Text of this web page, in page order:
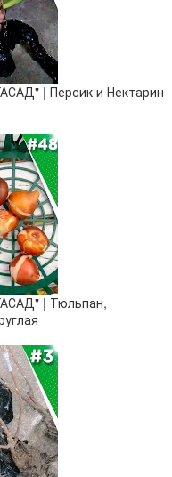
| Персик и Нектарин
| Тюльпан,